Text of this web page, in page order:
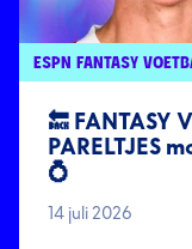
ESPN FANTASY
🔙 FANTASY
PARELTJES
💍
14 juli 2026